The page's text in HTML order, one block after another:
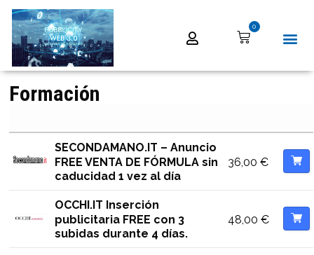
0
Formación
SECONDAMANO.IT – Anuncio
FREE VENTA DE FÓRMULA sin
caducidad 1 vez al día
36,00 €
OCCHI.IT Inserción
publicitaria FREE con 3
subidas durante 4 días.
48,00 €